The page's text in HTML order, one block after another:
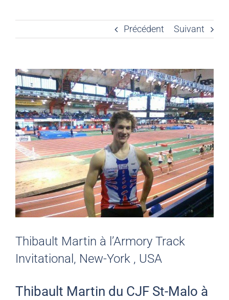
Précédent Suivant
Thibault Martin à l’Armory Track
Invitational, New-York , USA
Thibault Martin du CJF St-Malo à